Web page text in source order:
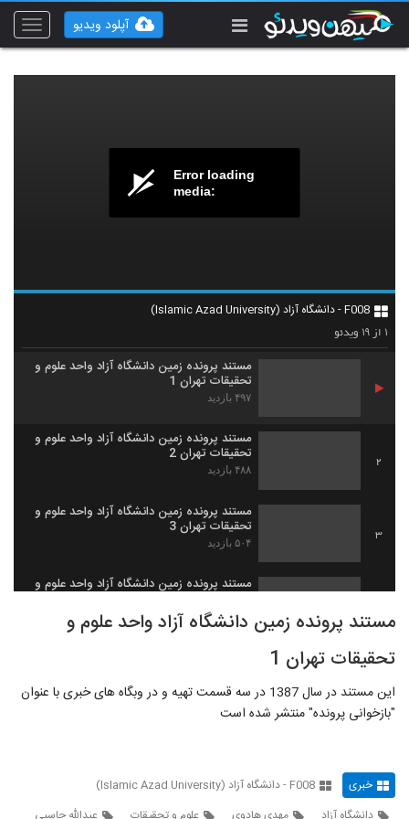
Toggle
آپلود ویدیو
Error loading
media:
F008 - دانشگاه آزاد (Islamic Azad University)
۱ از ۱۹ ویدئو
مستند پرونده زمین دانشگاه آزاد واحد علوم و
تحقیقات تهران 1
۴۹۷ بازدید
2
مستند پرونده زمین دانشگاه آزاد واحد علوم و
تحقیقات تهران 2
۴۸۸ بازدید
3
مستند پرونده زمین دانشگاه آزاد واحد علوم و
تحقیقات تهران 3
۵۰۴ بازدید
مستند پرونده زمین دانشگاه آزاد واحد علوم و
۶۴۱ بازدید
۳۷۲ بازدید
مستند پرونده زمین دانشگاه آزاد واحد علوم و
تحقیقات تهران 1
این مستند در سال 1387 در سه قسمت تهیه و در وبگاه های خبری با عنوان
"بازخوانی پرونده" منتشر شده است
خبری
F008 - دانشگاه آزاد (Islamic Azad University)